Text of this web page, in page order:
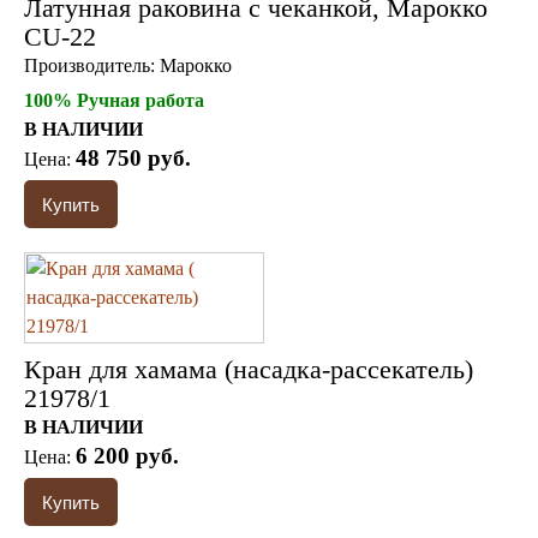
Латунная раковина с чеканкой, Марокко
CU-22
Производитель: Марокко
100% Ручная работа
В НАЛИЧИИ
Цена: 48 750 руб.
Кран для хамама (насадка-рассекатель)
21978/1
В НАЛИЧИИ
Цена: 6 200 руб.